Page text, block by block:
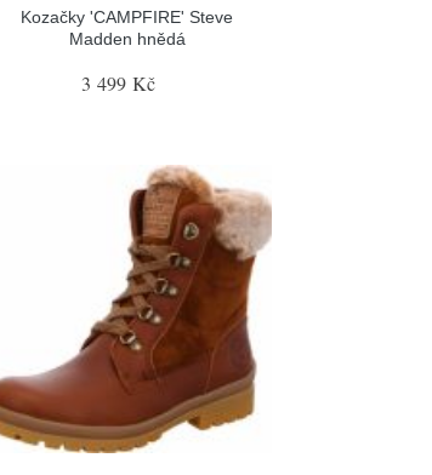
Kozačky 'CAMPFIRE' Steve
Madden hnědá
3 499 Kč